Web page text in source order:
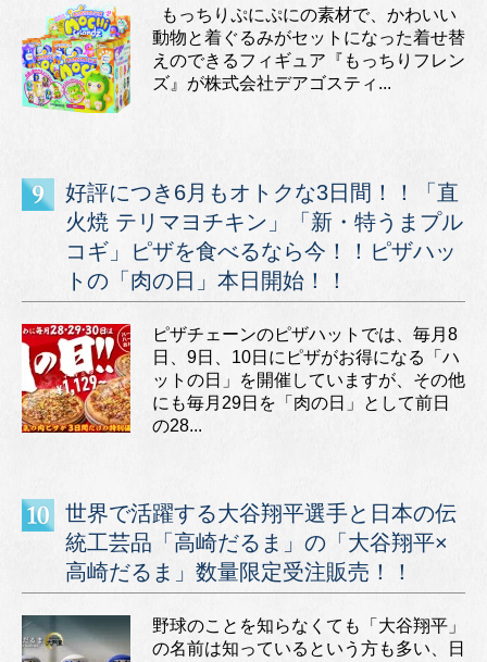
もっちりぷにぷにの素材で、かわいい
動物と着ぐるみがセットになった着せ替
えのできるフィギュア『もっちりフレン
ズ』が株式会社デアゴスティ...
好評につき6月もオトクな3日間！！「直
火焼 テリマヨチキン」「新・特うまプル
コギ」ピザを食べるなら今！！ピザハッ
トの「肉の日」本日開始！！
ピザチェーンのピザハットでは、毎月8
日、9日、10日にピザがお得になる「ハ
ットの日」を開催していますが、その他
にも毎月29日を「肉の日」として前日
の28...
世界で活躍する大谷翔平選手と日本の伝
統工芸品「高崎だるま」の「大谷翔平×
高崎だるま」数量限定受注販売！！
野球のことを知らなくても「大谷翔平」
の名前は知っているという方も多い、日